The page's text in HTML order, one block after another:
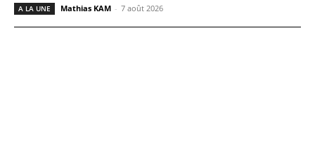
A LA UNE Mathias KAM - 7 août 2026